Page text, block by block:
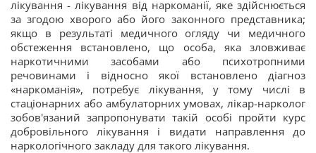
лікування - лікування від наркоманії, яке здійснюється
за згодою хворого або його законного представника;
якщо в результаті медичного огляду чи медичного
обстеження встановлено, що особа, яка зловживає
наркотичними засобами або психотропними
речовинами і відносно якої встановлено діагноз
«наркоманія», потребує лікування, у тому числі в
стаціонарних або амбулаторних умовах, лікар-нарколог
зобов'язаний запропонувати такій особі пройти курс
добровільного лікування і видати направлення до
наркологічного закладу для такого лікування.